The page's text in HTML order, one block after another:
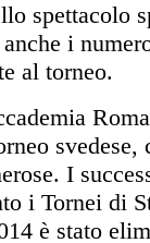
spettacolo
i
al torneo.
svedese,
I
i Tornei di
è stato